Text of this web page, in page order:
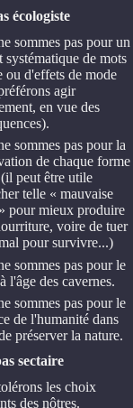
écologiste
sommes pas pour un
systématique de mots
ou d'effets de mode
agir
en vue des
sommes pas pour la
de chaque forme
peut être utile
telle « mauvaise
pour mieux produire
voire de tuer
pour survivre...)
sommes pas pour le
l'âge des cavernes.
sommes pas pour le
de l'humanité dans
préserver la nature.
sectaire
les choix
des nôtres.